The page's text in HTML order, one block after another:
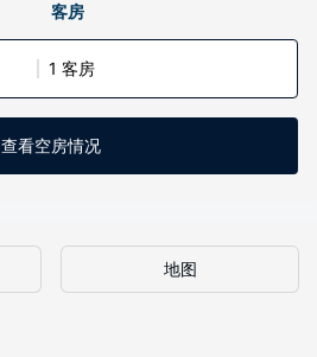
客房
1 客房
查看空房情况
地图